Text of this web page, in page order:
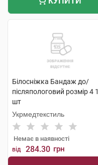
Білосніжка Бандаж до/
післяпологовий розмір 4 1
шт
Укрмедтекстиль
Немає в наявності
від 284.30 грн